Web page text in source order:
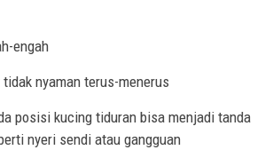
engah
nyaman terus-menerus
posisi kucing tiduran bisa menjadi tanda
nyeri sendi atau gangguan